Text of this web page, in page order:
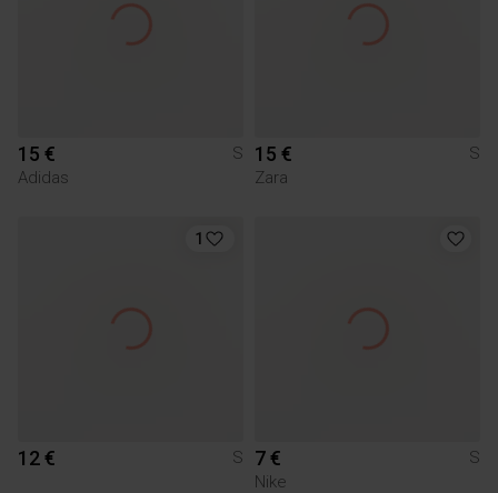
15 €
S
Adidas
15 €
S
Zara
1
12 € S 7 €
S
Nike